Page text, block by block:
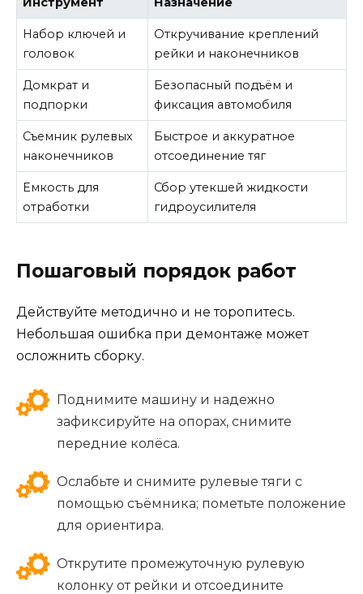
Набор ключей и
головок
Откручивание креплений
рейки и наконечников
Домкрат и
подпорки
Безопасный подъём и
фиксация автомобиля
Съемник рулевых
наконечников
Быстрое и аккуратное
отсоединение тяг
Емкость для
отработки
Сбор утекшей жидкости
гидроусилителя
Пошаговый порядок работ
Действуйте методично и не торопитесь.
Небольшая ошибка при демонтаже может
осложнить сборку.
Поднимите машину и надежно
зафиксируйте на опорах, снимите
передние колёса.
Ослабьте и снимите рулевые тяги с
помощью съёмника; пометьте положение
для ориентира.
Открутите промежуточную рулевую
колонку от рейки и отсоедините